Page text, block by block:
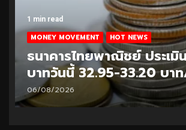
1 min read
MONEY MOVEMENT HOT NEWS
ธนาคารไทยพาณิชย์ ประเมิ
บาทวันนี้ 32.95-33.20 บา
06/08/2026